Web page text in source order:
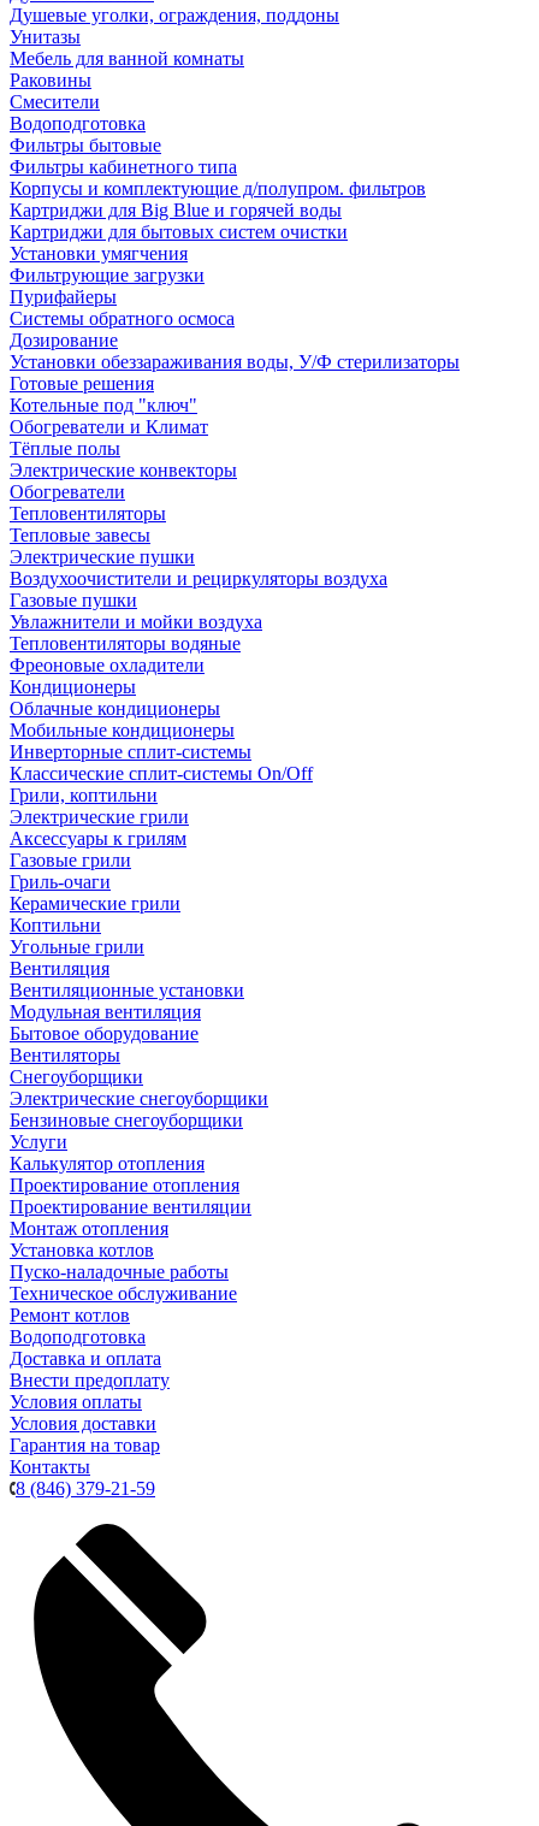
Душевые уголки, ограждения, поддоны
Унитазы
Мебель для ванной комнаты
Раковины
Смесители
Водоподготовка
Фильтры бытовые
Фильтры кабинетного типа
Корпусы и комплектующие д/полупром. фильтров
Картриджи для Big Blue и горячей воды
Картриджи для бытовых систем очистки
Установки умягчения
Фильтрующие загрузки
Пурифайеры
Системы обратного осмоса
Дозирование
Установки обеззараживания воды, У/Ф стерилизаторы
Готовые решения
Котельные под "ключ"
Обогреватели и Климат
Тёплые полы
Электрические конвекторы
Обогреватели
Тепловентиляторы
Тепловые завесы
Электрические пушки
Воздухоочистители и рециркуляторы воздуха
Газовые пушки
Увлажнители и мойки воздуха
Тепловентиляторы водяные
Фреоновые охладители
Кондиционеры
Облачные кондиционеры
Мобильные кондиционеры
Инверторные сплит-системы
Классические сплит-системы On/Off
Грили, коптильни
Электрические грили
Аксессуары к грилям
Газовые грили
Гриль-очаги
Керамические грили
Коптильни
Угольные грили
Вентиляция
Вентиляционные установки
Модульная вентиляция
Бытовое оборудование
Вентиляторы
Снегоуборщики
Электрические снегоуборщики
Бензиновые снегоуборщики
Услуги
Калькулятор отопления
Проектирование отопления
Проектирование вентиляции
Монтаж отопления
Установка котлов
Пуско-наладочные работы
Техническое обслуживание
Ремонт котлов
Водоподготовка
Доставка и оплата
Внести предоплату
Условия оплаты
Условия доставки
Гарантия на товар
Контакты
8 (846) 379-21-59